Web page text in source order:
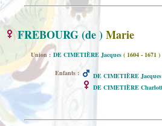
FREBOURG (de )Marie
Union : DE CIMETIÈRE Jacques ( 1604 - 1671 )
Enfants : DE CIMETIÈRE Jacques
DE CIMETIÈRE